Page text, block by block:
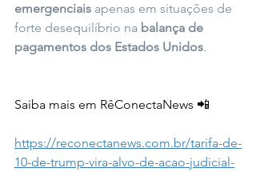
emergenciais apenas em situações de
forte desequilíbrio na balança de
pagamentos dos Estados Unidos.
Saiba mais em RêConectaNews 📲
https://reconectanews.com.br/tarifa-de-
10-de-trump-vira-alvo-de-acao-judicial-